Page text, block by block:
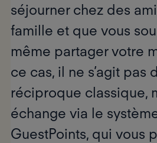
séjourner chez des
famille et que vous
même partager votre
ce cas, il ne s’agit pas
réciproque classique,
échange via le
GuestPoints, qui vous